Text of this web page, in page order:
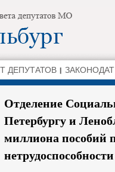
ДЕПУТАТОВ
Отделение
Петербургу и
миллиона пособий
нетрудоспособности